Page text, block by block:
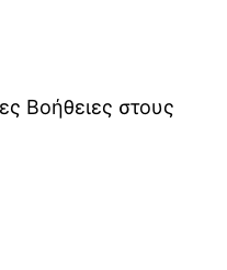
Βοήθειες στους